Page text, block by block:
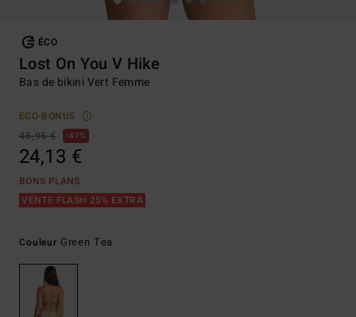
ÉCO
Lost On You V Hike
Bas de bikini Vert Femme
ECO-BONUS
45,95 €
47%
24,13 €
BONS PLANS
VENTE FLASH 25% EXTRA
Couleur Green Tea